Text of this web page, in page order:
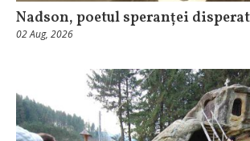
Nadson, poetul speranței
02 Aug, 2026